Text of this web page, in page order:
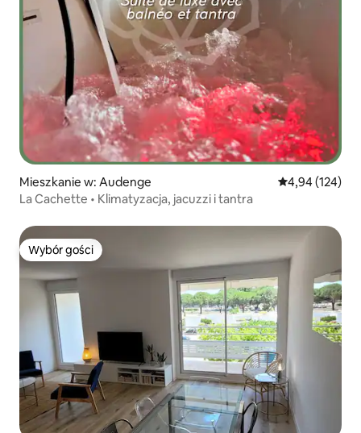
Mieszkanie w: Audenge Średnia
4,94 (124)
La Cachette • Klimatyzacja, jacuzzi i tantra
Wybór gości
Wybór gości